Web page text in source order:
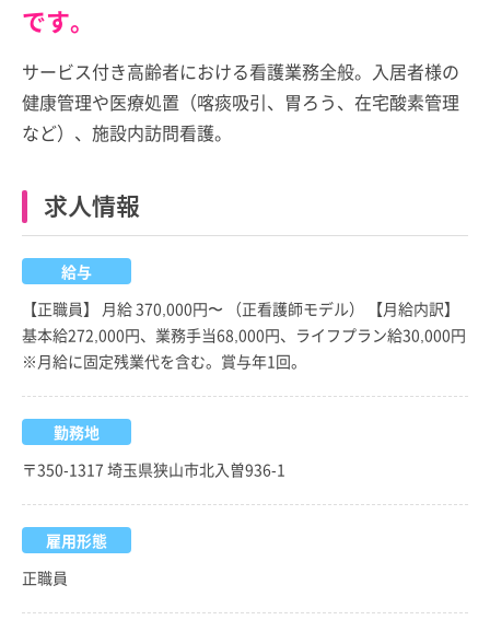
です。
サービス付き高齢者における看護業務全般。入居者様の
健康管理や医療処置（喀痰吸引、胃ろう、在宅酸素管理
など）、施設内訪問看護。
求人情報
給与
【正職員】 月給 370,000円〜 （正看護師モデル） 【月給内訳】
基本給272,000円、業務手当68,000円、ライフプラン給30,000円
※月給に固定残業代を含む。賞与年1回。
勤務地
〒350-1317 埼玉県狭山市北入曽936-1
雇用形態
正職員